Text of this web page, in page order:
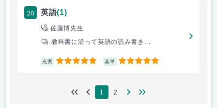
20 英語(1)
佐藤博先生
教科書に沿って英語の読み書き...
充実 5 楽単 5
1 2